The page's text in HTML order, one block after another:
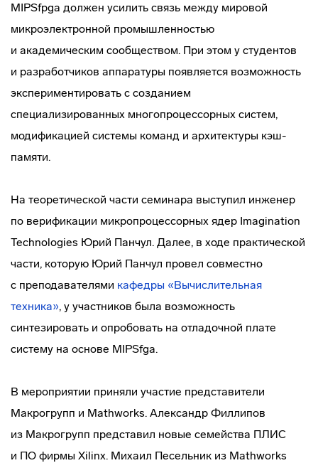
MIPSfpga должен усилить связь между мировой
микроэлектронной промышленностью
и академическим сообществом. При этом у студентов
и разработчиков аппаратуры появляется возможность
экспериментировать с созданием
специализированных многопроцессорных систем,
модификацией системы команд и архитектуры кэш-
памяти.
На теоретической части семинара выступил инженер
по верификации микропроцессорных ядер Imagination
Technologies Юрий Панчул. Далее, в ходе практической
части, которую Юрий Панчул провел совместно
с преподавателями кафедры «Вычислительная
техника», у участников была возможность
синтезировать и опробовать на отладочной плате
систему на основе MIPSfga.
В мероприятии приняли участие представители
Макрогрупп и Mathworks. Александр Филлипов
из Макрогрупп представил новые семейства ПЛИС
и ПО фирмы Xilinx. Михаил Песельник из Mathworks